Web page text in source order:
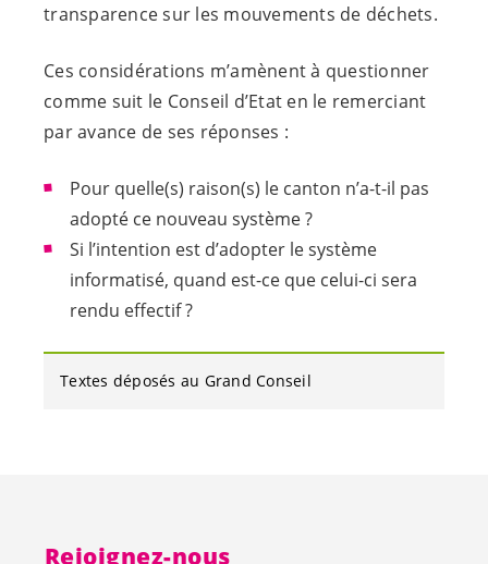
transparence sur les mouvements de déchets.
Ces considérations m’amènent à questionner
comme suit le Conseil d’Etat en le remerciant
par avance de ses réponses :
Pour quelle(s) raison(s) le canton n’a-t-il pas
adopté ce nouveau système ?
Si l’intention est d’adopter le système
informatisé, quand est-ce que celui-ci sera
rendu effectif ?
Textes déposés au Grand Conseil
Rejoignez-nous